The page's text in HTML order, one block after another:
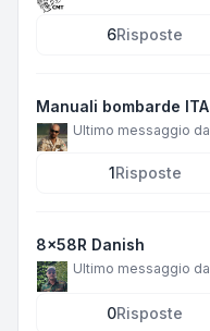
6Risposte
Manuali bombarde ITA
Ultimo messaggio da
1Risposte
8x58R Danish
Ultimo messaggio da
0Risposte